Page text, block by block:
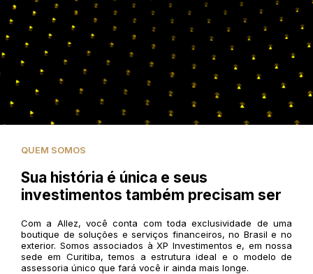
QUEM SOMOS
Sua história é única e seus
investimentos também precisam ser
Com a Allez, você conta com toda exclusividade de uma
boutique de soluções e serviços financeiros, no Brasil e no
exterior. Somos associados à XP Investimentos e, em nossa
sede em Curitiba, temos a estrutura ideal e o modelo de
assessoria único que fará você ir ainda mais longe.